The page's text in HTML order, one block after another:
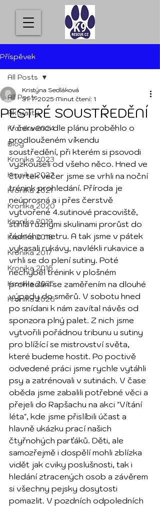
Příspěvek
All Posts
Aktuality
Kronika 2024
Blog
Kronika 2023
Kronika 2022
Kronika 2021
Kronika 2020
Kronika 2019
Kronika 2018
Kronika 2017
Kronika 2016
Kronika 2025
Kronika 2026
All Posts
PESTRÉ SOUSTŘEDĚNÍ
Kristýna Sedláková
31. 7. 2025 Minut čtení: 1
V červenci dle plánu proběhlo o
prodlouženém víkendu
soustředění, při kterém si psovodi
vyzkoušeli od všeho něco. Hned ve
čtvrtek večer jsme se vrhli na noční
trénink prohledání. Příroda je
neúprosná a i přes čerstvě
vytvořené 4.sutinové pracoviště,
stihla různými skulinami prorůst do
řádného metru. A tak jsme v pátek
vykasali rukávy, navlékli rukavice a
vrhli se do plení sutiny. Poté
nechyběl trénink v plošném
prohledání se zaměřením na dlouhé
výpady do směrů. V sobotu hned
po snídani k nám zavítal návěs od
sponzora plný palet. Z nich jsme
vytvořili pořádnou tribunu u sutiny
pro blížící se mistrovství světa,
které budeme hostit. Po poctivě
odvedené práci jsme rychle vytáhli
psy a zatrénovali v sutinách. V čase
oběda jsme zabalili potřebné věci a
přejeli do Rapšachu na akci "Vítání
léta", kde jsme přislíbili účast a
hlavně ukázku prací našich
čtyřnohých parťáků. Děti, ale
samozřejmě i dospělí mohli zblízka
vidět jak cviky poslušnosti, tak i
hledání ztracených osob a závěrem
si všechny pejsky dosytosti
pomazlit. V pozdních odpoledních